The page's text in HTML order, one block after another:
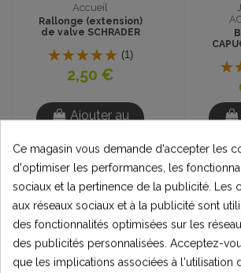
Accueil
Rallonge (extension)
de valve SCHRADER
(1)
2,50 €
Ajouter au
Ce magasin vous demande d'accepter les
d'optimiser les performances, les
sociaux et la pertinence de la publicité. Les
aux réseaux sociaux et à la publicité sont
des fonctionnalités optimisées sur les
des publicités personnalisées. Acceptez-
que les implications associées à l'utilisation